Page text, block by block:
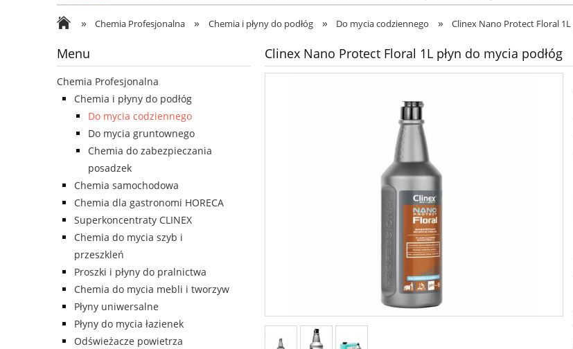
» Chemia Profesjonalna » Chemia i płyny do podłóg » Do mycia codziennego » Clinex Nano Protect Floral
Menu
Chemia Profesjonalna
Chemia i płyny do podłóg
Do mycia codziennego
Do mycia gruntownego
Chemia do zabezpieczania
posadzek
Chemia samochodowa
Chemia dla gastronomi HORECA
Superkoncentraty CLINEX
Chemia do mycia szyb i
przeszkleń
Proszki i płyny do pralnictwa
Chemia do mycia mebli i tworzyw
Płyny uniwersalne
Płyny do mycia łazienek
Odświeżacze powietrza
Clinex Nano Protect Floral 1L płyn do mycia podłóg